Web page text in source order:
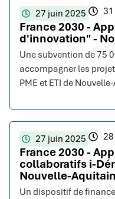
27 juin 2025
France 2030 -
d'innovation" -
Une subvention de 75
accompagner les
PME et ETI de
27 juin 2025
France 2030 -
collaboratifs i-
Nouvelle-
Un dispositif de